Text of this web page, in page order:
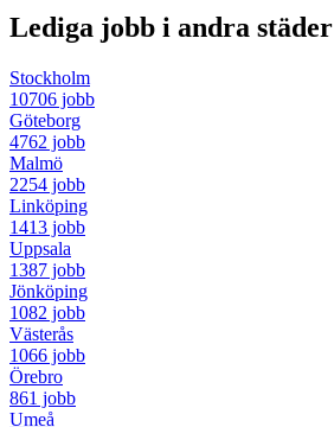
Lediga jobb i andra städer
Stockholm
10706 jobb
Göteborg
4762 jobb
Malmö
2254 jobb
Linköping
1413 jobb
Uppsala
1387 jobb
Jönköping
1082 jobb
Västerås
1066 jobb
Örebro
861 jobb
Umeå